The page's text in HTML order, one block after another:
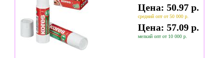
Цена: 50.97 р.
средний опт от 50 000 р.
Цена: 57.09 р.
мелкий опт от 10 000 р.